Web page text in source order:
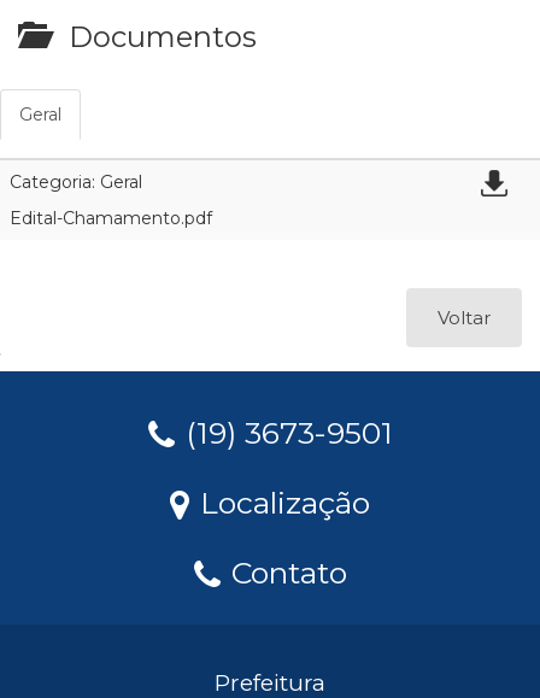
Documentos
Geral
Categoria: Geral
Edital-Chamamento.pdf
Voltar
(19) 3673-9501
Localização
Contato
Prefeitura